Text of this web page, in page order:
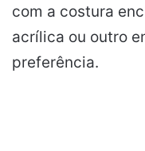
com a costura
acrílica ou outro
preferência.